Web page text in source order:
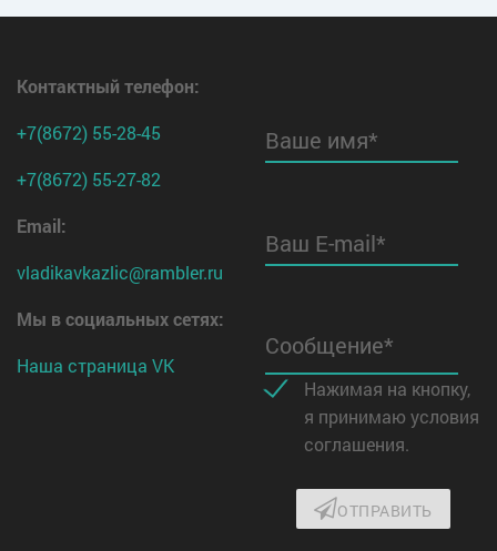
Контактный телефон:
+7(8672) 55-28-45
+7(8672) 55-27-82
Email:
vladikavkazlic@rambler.ru
Мы в социальных сетях:
Наша страница VK
Ваше имя*
Ваш E-mail*
Сообщение*
Нажимая на кнопку,
я принимаю условия
соглашения.
ОТПРАВИТЬ